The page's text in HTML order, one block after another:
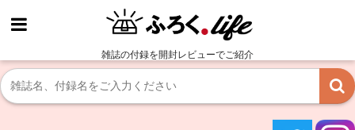
雑誌の付録を開封レビューでご紹介